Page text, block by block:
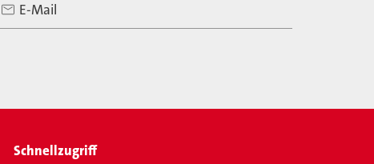
E-Mail
Schnellzugriff